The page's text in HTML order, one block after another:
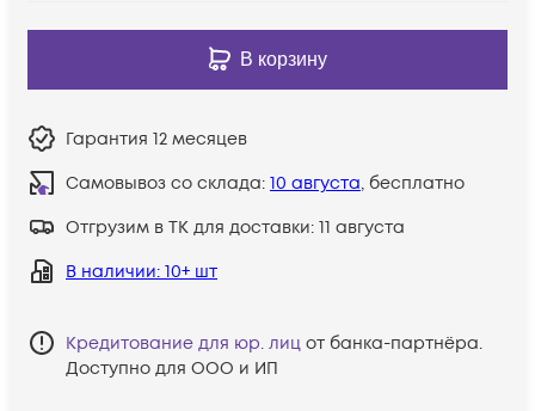
В корзину
Гарантия 12 месяцев
Самовывоз со склада: 10 августа, бесплатно
Отгрузим в ТК для доставки: 11 августа
В наличии: 10+ шт
Кредитование для юр. лиц от банка-партнёра.
Доступно для ООО и ИП